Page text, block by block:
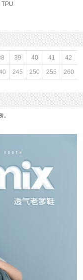
无
头
纯色
女子
人造革
39 40 41 42
245 250 255 260
。